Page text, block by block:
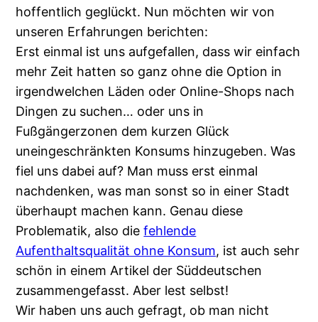
hoffentlich geglückt. Nun möchten wir von
unseren Erfahrungen berichten:
Erst einmal ist uns aufgefallen, dass wir einfach
mehr Zeit hatten so ganz ohne die Option in
irgendwelchen Läden oder Online-Shops nach
Dingen zu suchen… oder uns in
Fußgängerzonen dem kurzen Glück
uneingeschränkten Konsums hinzugeben. Was
fiel uns dabei auf? Man muss erst einmal
nachdenken, was man sonst so in einer Stadt
überhaupt machen kann. Genau diese
Problematik, also diefehlende
Aufenthaltsqualität ohne Konsum, ist auch sehr
schön in einem Artikel der Süddeutschen
zusammengefasst. Aber lest selbst!
Wir haben uns auch gefragt, ob man nicht